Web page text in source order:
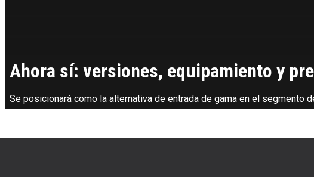
Ahora sí: versiones, equipamiento y
Se posicionará como la alternativa de entrada de gama en el segmento